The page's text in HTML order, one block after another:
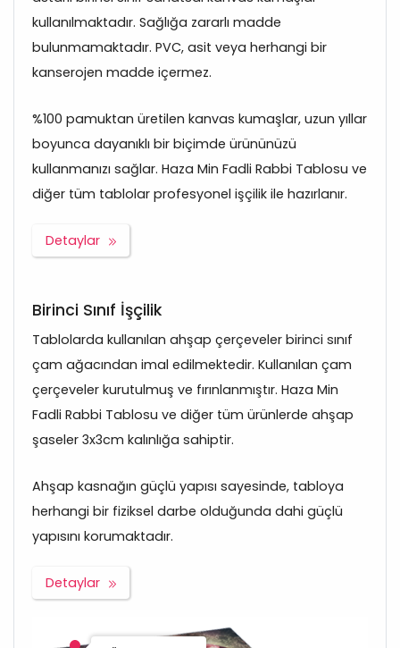
kullanılmaktadır. Sağlığa zararlı madde
bulunmamaktadır. PVC, asit veya herhangi bir
kanserojen madde içermez.
%100 pamuktan üretilen kanvas kumaşlar, uzun yıllar
boyunca dayanıklı bir biçimde ürününüzü
kullanmanızı sağlar. Haza Min Fadli Rabbi Tablosu ve
diğer tüm tablolar profesyonel işçilik ile hazırlanır.
Detaylar
Birinci Sınıf İşçilik
Tablolarda kullanılan ahşap çerçeveler birinci sınıf
çam ağacından imal edilmektedir. Kullanılan çam
çerçeveler kurutulmuş ve fırınlanmıştır. Haza Min
Fadli Rabbi Tablosu ve diğer tüm ürünlerde ahşap
şaseler 3x3cm kalınlığa sahiptir.
Ahşap kasnağın güçlü yapısı sayesinde, tabloya
herhangi bir fiziksel darbe olduğunda dahi güçlü
yapısını korumaktadır.
Detaylar